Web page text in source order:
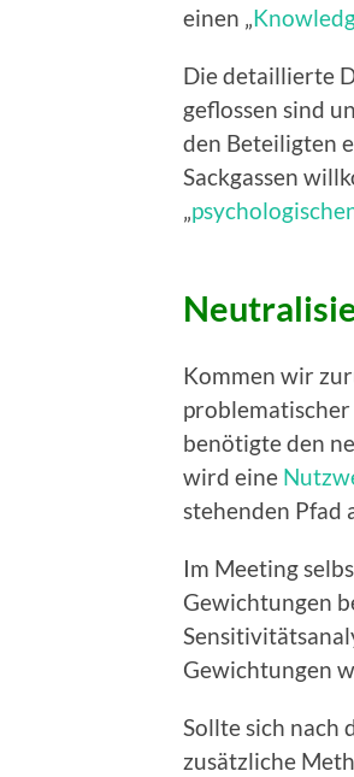
einen „
Die detaillierte
geflossen sind
den Beteiligten
Sackgassen
„
Kommen wir
benötigte den
wird eine
stehenden Pfad
Im Meeting
Gewichtungen
Gewichtungen
Sollte sich nach
zusätzliche